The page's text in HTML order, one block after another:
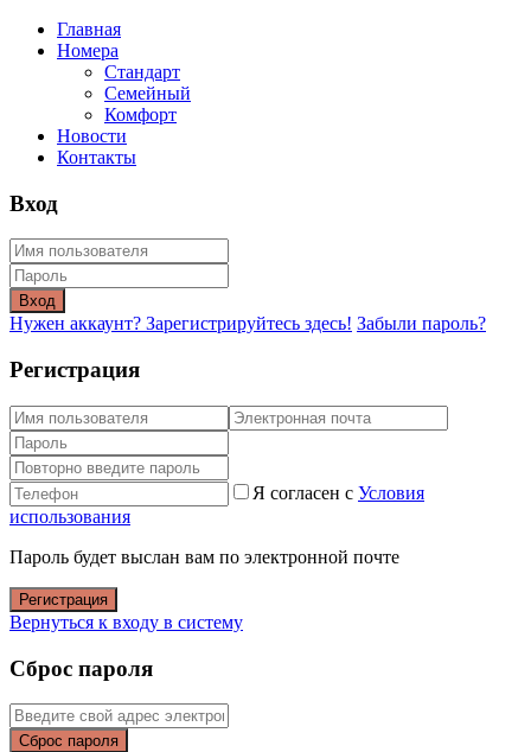
Главная
Номера
Стандарт
Семейный
Комфорт
Новости
Контакты
Вход
Вход
Нужен аккаунт? Зарегистрируйтесь здесь! Забыли пароль?
Регистрация
Я согласен с Условия
использования
Пароль будет выслан вам по электронной почте
Регистрация
Вернуться к входу в систему
Сброс пароля
Сброс пароля